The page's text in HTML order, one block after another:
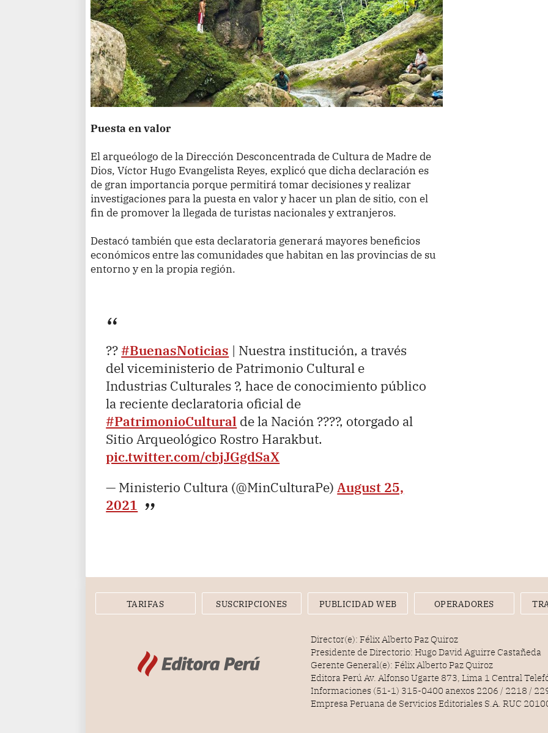
Puesta en valor
El arqueólogo de la Dirección Desconcentrada de Cultura de Madre de
Dios, Víctor Hugo Evangelista Reyes, explicó que dicha declaración es
de gran importancia porque permitirá tomar decisiones y realizar
investigaciones para la puesta en valor y hacer un plan de sitio, con el
fin de promover la llegada de turistas nacionales y extranjeros.
Destacó también que esta declaratoria generará mayores beneficios
económicos entre las comunidades que habitan en las provincias de su
entorno y en la propia región.
??#BuenasNoticias | Nuestra institución, a través
del viceministerio de Patrimonio Cultural e
Industrias Culturales ?, hace de conocimiento público
la reciente declaratoria oficial de
#PatrimonioCultural de la Nación ????, otorgado al
Sitio Arqueológico Rostro Harakbut.
pic.twitter.com/cbjJGgdSaX
— Ministerio Cultura (@MinCulturaPe) August 25,
2021
TARIFAS SUSCRIPCIONES PUBLICIDAD WEB OPERADORES
Director(e): Félix Alberto Paz Quiroz
Presidente de Directorio: Hugo David Aguirre Castañeda
Gerente General(e): Félix Alberto Paz Quiroz
Editora Perú Av. Alfonso Ugarte 873, Lima 1 Central
Informaciones (51-1) 315-0400 anexos 2206 / 2218 /
Empresa Peruana de Servicios Editoriales S.A. RUC